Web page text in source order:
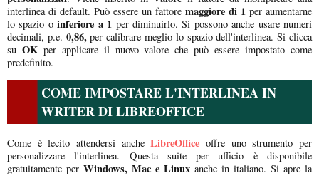
interlinea di default. Può essere un fattore maggiore di 1 per aumentarne
lo spazio oinferiore a 1 per diminuirlo. Si possono anche usare numeri
decimali, p.e. 0,86,per calibrare meglio lo spazio dell'interlinea. Si clicca
su OKper applicare il nuovo valore che può essere impostato come
predefinito.
COME IMPOSTARE L'INTERLINEA IN
WRITER DI LIBREOFFICE
Come è lecito attendersi ancheLibreOffice offre uno strumento per
personalizzare l'interlinea. Questa suite per ufficio è disponibile
gratuitamente per Windows, Mac e Linux anche in italiano. Si apre la